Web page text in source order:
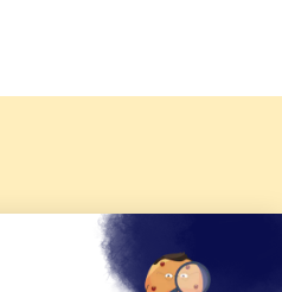
d'été 2026 de KTO